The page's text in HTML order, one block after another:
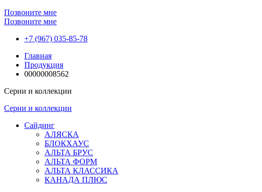
Позвоните мне
Позвоните мне
+7 (967) 035-85-78
Главная
Продукция
00000008562
Серии и коллекции
Серии и коллекции
Сайдинг
АЛЯСКА
БЛОКХАУС
АЛЬТА БРУС
АЛЬТА ФОРМ
АЛЬТА КЛАССИКА
КАНАДА ПЛЮС